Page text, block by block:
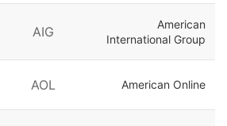
American
International Group
AIG
American Online
AOL